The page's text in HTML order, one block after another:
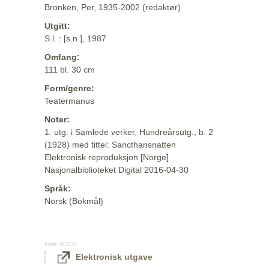
Bronken, Per, 1935-2002 (redaktør)
Utgitt:
S.l. : [s.n.], 1987
Omfang:
111 bl. 30 cm
Form/genre:
Teatermanus
Noter:
1. utg. i Samlede verker, Hundreårsutg., b. 2
(1928) med tittel: Sancthansnatten
Elektronisk reproduksjon [Norge]
Nasjonalbiblioteket Digital 2016-04-30
Språk:
Norsk (Bokmål)
Kilde: MODS
Elektronisk utgave